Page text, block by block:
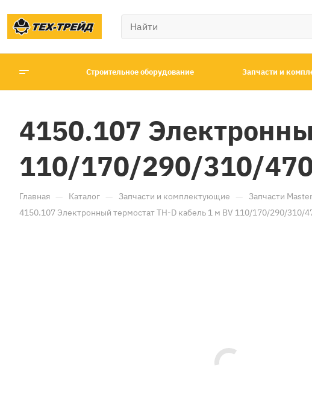
Строительное оборудование Запчасти и
4150.107
110/170/290/310/
Главная — Каталог — Запчасти и комплектующие — Запчасти Master
4150.107 Электронный термостат TH-D кабель 1 м BV 110/170/290/310/